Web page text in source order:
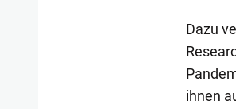
Dazu
ihnen